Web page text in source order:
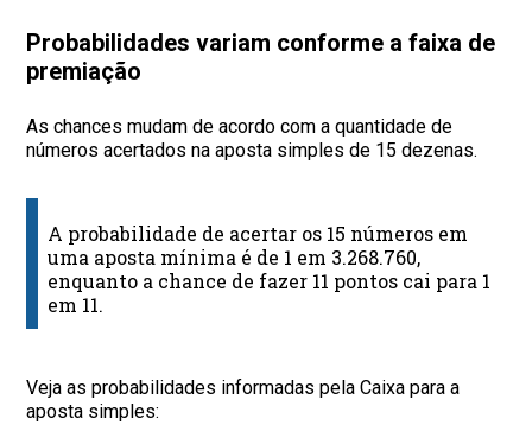
Probabilidades variam conforme a faixa de
premiação
As chances mudam de acordo com a quantidade de
números acertados na aposta simples de 15 dezenas.
A probabilidade de acertar os 15 números em
uma aposta mínima é de 1 em 3.268.760,
enquanto a chance de fazer 11 pontos cai para 1
em 11.
Veja as probabilidades informadas pela Caixa para a
aposta simples: